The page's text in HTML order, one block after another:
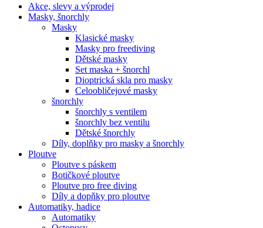
Akce, slevy a výprodej
Masky, šnorchly
Masky
Klasické masky
Masky pro freediving
Dětské masky
Set maska + šnorchl
Dioptrická skla pro masky
Celoobličejové masky
šnorchly
šnorchly s ventilem
šnorchly bez ventilu
Dětské šnorchly
Díly, doplňky pro masky a šnorchly
Ploutve
Ploutve s páskem
Botičkové ploutve
Ploutve pro free diving
Díly a dopňky pro ploutve
Automatiky, hadice
Automatiky